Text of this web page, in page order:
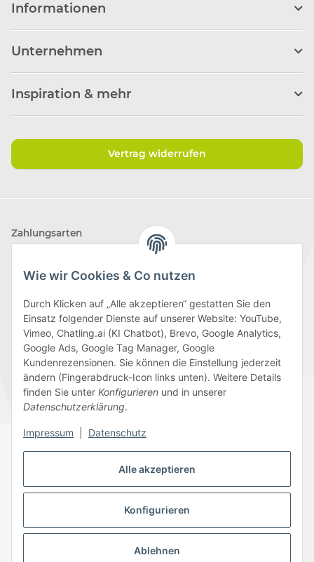
Alle akzeptieren
Konfigurieren
Ablehnen
Wie wir Cookies & Co nutzen
Durch Klicken auf „Alle akzeptieren“ gestatten Sie den
Einsatz folgender Dienste auf unserer Website: YouTube,
Vimeo, Chatling.ai (KI Chatbot), Brevo, Google Analytics,
Google Ads, Google Tag Manager, Google
Kundenrezensionen. Sie können die Einstellung jederzeit
ändern (Fingerabdruck-Icon links unten). Weitere Details
finden Sie unter Konfigurieren und in unserer
Datenschutzerklärung.
Impressum Datenschutz
Informationen
Unternehmen
Inspiration & mehr
Vertrag widerrufen
Zahlungsarten
Wir versenden mit
Folge uns
DatenschutzAGBSitemapImpressum
BatteriegesetzhinweiseWiderrufsrecht